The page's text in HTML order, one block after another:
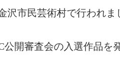
沢市民芸術村で行われま
公開審査会の入選作品を